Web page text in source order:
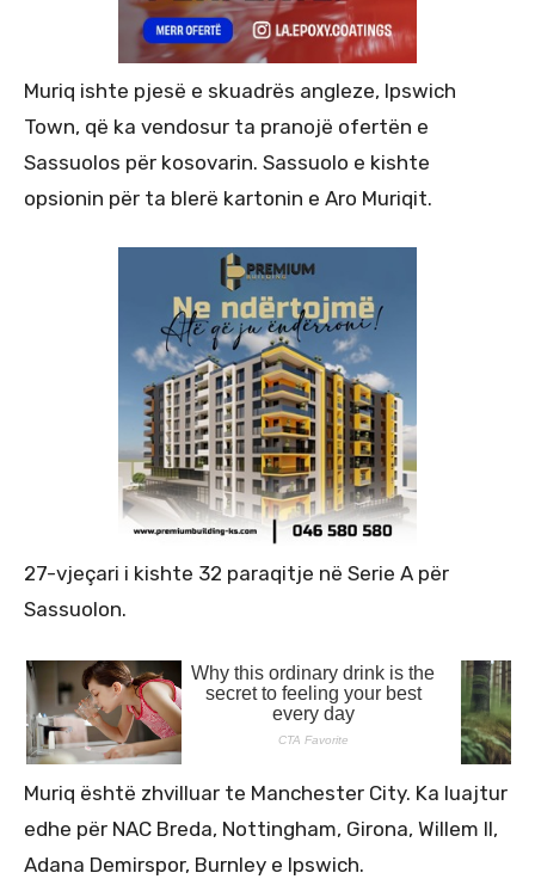
Muriq ishte pjesë e skuadrës angleze, Ipswich
Town, që ka vendosur ta pranojë ofertën e
Sassuolos për kosovarin. Sassuolo e kishte
opsionin për ta blerë kartonin e Aro Muriqit.
27-vjeçari i kishte 32 paraqitje në Serie A për
Sassuolon.
Muriq është zhvilluar te Manchester City. Ka luajtur
edhe për NAC Breda, Nottingham, Girona, Willem II,
Adana Demirspor, Burnley e Ipswich.